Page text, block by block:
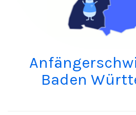
Baden